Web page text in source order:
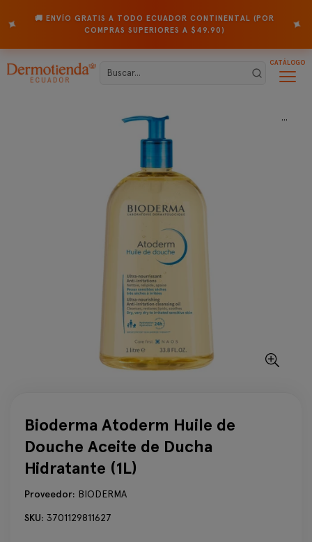
✦
🚚 ENVÍO GRATIS A TODO ECUADOR CONTINENTAL (POR
COMPRAS SUPERIORES A $49.90)
✦
CATÁLOGO
...
Bioderma Atoderm Huile de
Douche Aceite de Ducha
Hidratante (1L)
Proveedor: BIODERMA
SKU: 3701129811627